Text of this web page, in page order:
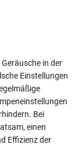
in der
Einstellungen
Bei
einen
Effizienz der